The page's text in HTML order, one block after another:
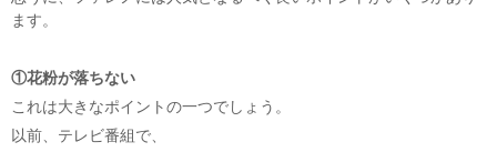
ます。
①花粉が落ちない
これは大きなポイントの一つでしょう。
以前、テレビ番組で、